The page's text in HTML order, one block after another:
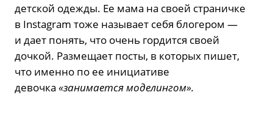
детской одежды. Ее мама на своей страничке
в Instagram тоже называет себя блогером —
и дает понять, что очень гордится своей
дочкой. Размещает посты, в которых пишет,
что именно по ее инициативе
девочка «занимается моделингом».